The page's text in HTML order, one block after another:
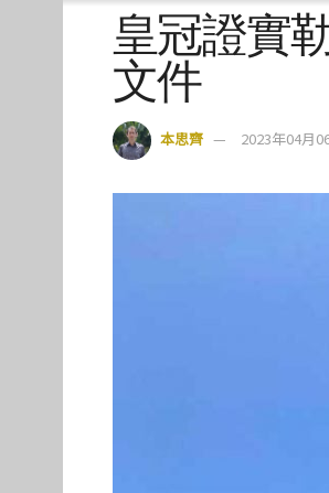
皇冠證實
文件
本思齊 2023年04月